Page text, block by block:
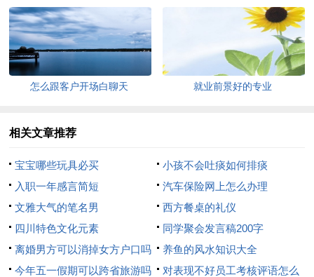
怎么跟客户开场白聊天 就业前景好的专业
相关文章推荐
宝宝哪些玩具必买
小孩不会吐痰如何排痰
入职一年感言简短
汽车保险网上怎么办理
文雅大气的笔名男
西方餐桌的礼仪
四川特色文化元素
同学聚会发言稿200字
离婚男方可以消掉女方户口吗
养鱼的风水知识大全
今年五一假期可以跨省旅游吗
对表现不好员工考核评语怎么